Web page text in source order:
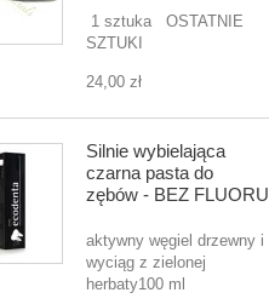
1 sztuka OSTATNIE
SZTUKI
24,00 zł
Silnie wybielająca
czarna pasta do
zębów - BEZ FLUORU
aktywny węgiel drzewny i
wyciąg z zielonej
herbaty100 ml